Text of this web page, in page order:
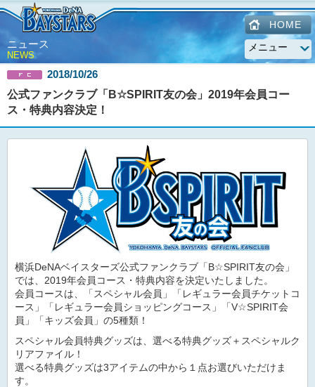
HOME
ニュース
NEWS
2018/10/26
公式ファンクラブ「B☆SPIRIT友の会」2019年会員コー
ス・特典内容決定！
横浜DeNAベイスターズ公式ファンクラブ「B☆SPIRIT友の会」
では、2019年会員コース・特典内容を決定いたしました。
会員コースは、「スペシャル会員」「レギュラー会員チケットコ
ース」「レギュラー会員ショッピングコース」「V☆SPIRIT会
員」「キッズ会員」の5種類！
スペシャル会員特典グッズは、選べる特典グッズ＋スペシャルク
リアファイル！
選べる特典グッズは3アイテムの中から１点お選びいただけま
す。